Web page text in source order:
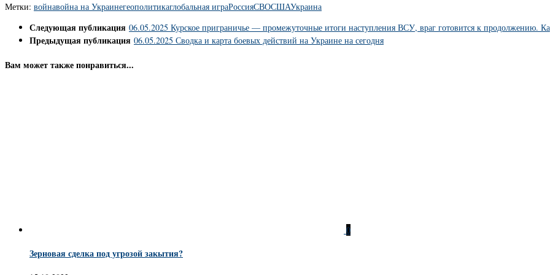
Метки: войнавойна на Украинегеополитикаглобальная играРоссияСВОСШАУкраина
Следующая публикация 06.05.2025 Курское приграничье — промежуточные итоги наступления ВСУ, враг готовится к продолжению.
Предыдущая публикация 06.05.2025 Сводка и карта боевых действий на Украине на сегодня
Вам может также понравиться...
0
Зерновая сделка под угрозой закытия?